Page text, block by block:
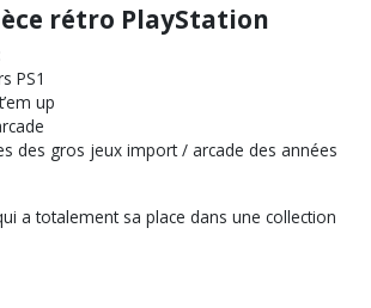
rétro PlayStation
PS1
up
des gros jeux import / arcade des années
a totalement sa place dans une collection